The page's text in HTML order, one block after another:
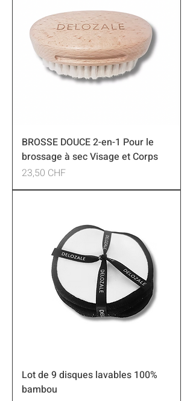
BROSSE DOUCE 2-en-1 Pour le
brossage à sec Visage et Corps
Preis
23,50 CHF
Lot de 9 disques lavables 100%
bambou